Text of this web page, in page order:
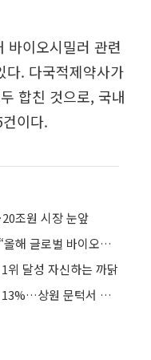
바이오시밀러 관련
다. 다국적제약사가
합친 것으로, 국내
이다.
조원 시장 눈앞
삼성 바이오 복제약 첫 해외 허가…“올해 글로벌 바이오제약사로 도약”
위 달성 자신하는 까닭
美 클래리티 법안 연내 통과 가능성 13%…상원 문턱서 제동